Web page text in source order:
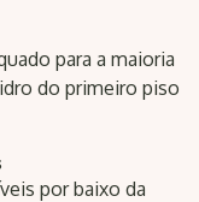
para a maioria
do primeiro piso
por baixo da